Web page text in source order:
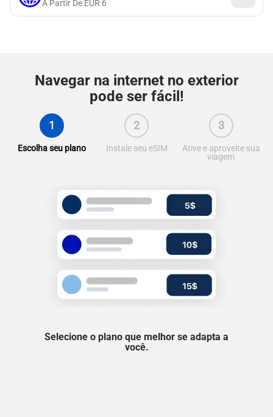
A Partir De EUR 6
Navegar na internet no exterior
pode ser fácil!
1
Escolha seu plano
2
Instale seu eSIM
3
Ative e aproveite sua
viagem
Selecione o plano que melhor se adapta a
você.